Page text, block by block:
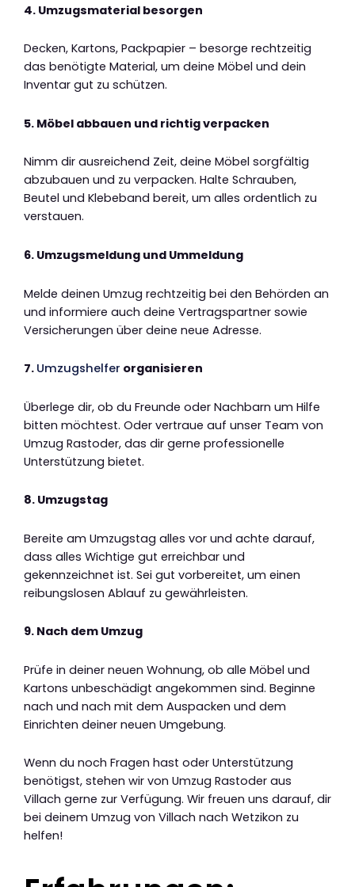
4. Umzugsmaterial besorgen
Decken, Kartons, Packpapier – besorge rechtzeitig
das benötigte Material, um deine Möbel und dein
Inventar gut zu schützen.
5. Möbel abbauen und richtig verpacken
Nimm dir ausreichend Zeit, deine Möbel sorgfältig
abzubauen und zu verpacken. Halte Schrauben,
Beutel und Klebeband bereit, um alles ordentlich zu
verstauen.
6. Umzugsmeldung und Ummeldung
Melde deinen Umzug rechtzeitig bei den Behörden an
und informiere auch deine Vertragspartner sowie
Versicherungen über deine neue Adresse.
7. Umzugshelfer organisieren
Überlege dir, ob du Freunde oder Nachbarn um Hilfe
bitten möchtest. Oder vertraue auf unser Team von
Umzug Rastoder, das dir gerne professionelle
Unterstützung bietet.
8. Umzugstag
Bereite am Umzugstag alles vor und achte darauf,
dass alles Wichtige gut erreichbar und
gekennzeichnet ist. Sei gut vorbereitet, um einen
reibungslosen Ablauf zu gewährleisten.
9. Nach dem Umzug
Prüfe in deiner neuen Wohnung, ob alle Möbel und
Kartons unbeschädigt angekommen sind. Beginne
nach und nach mit dem Auspacken und dem
Einrichten deiner neuen Umgebung.
Wenn du noch Fragen hast oder Unterstützung
benötigst, stehen wir von Umzug Rastoder aus
Villach gerne zur Verfügung. Wir freuen uns darauf, dir
bei deinem Umzug von Villach nach Wetzikon zu
helfen!